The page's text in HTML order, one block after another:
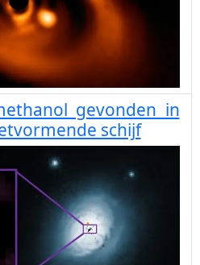
gevonden in
schijf